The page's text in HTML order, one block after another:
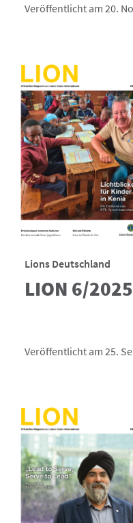
Veröffentlicht am 20.
Lions Deutschland
LION 6/2025
Veröffentlicht am 25.